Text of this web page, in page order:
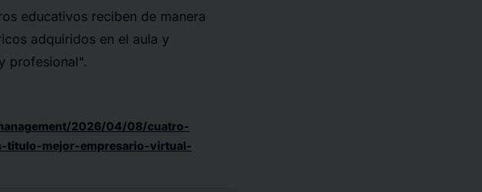
educativos reciben de manera
adquiridos en el aula y
profesional".
2026/04/08/cuatro-
titulo-mejor-empresario-virtual-